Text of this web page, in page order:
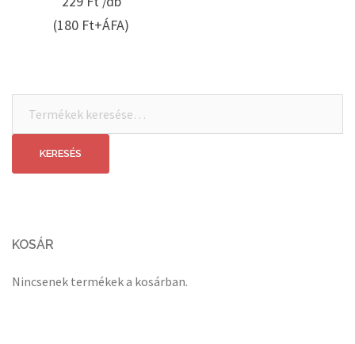
(180 Ft+ÁFA)
következőre:
KERESÉS
KOSÁR
Nincsenek termékek a kosárban.